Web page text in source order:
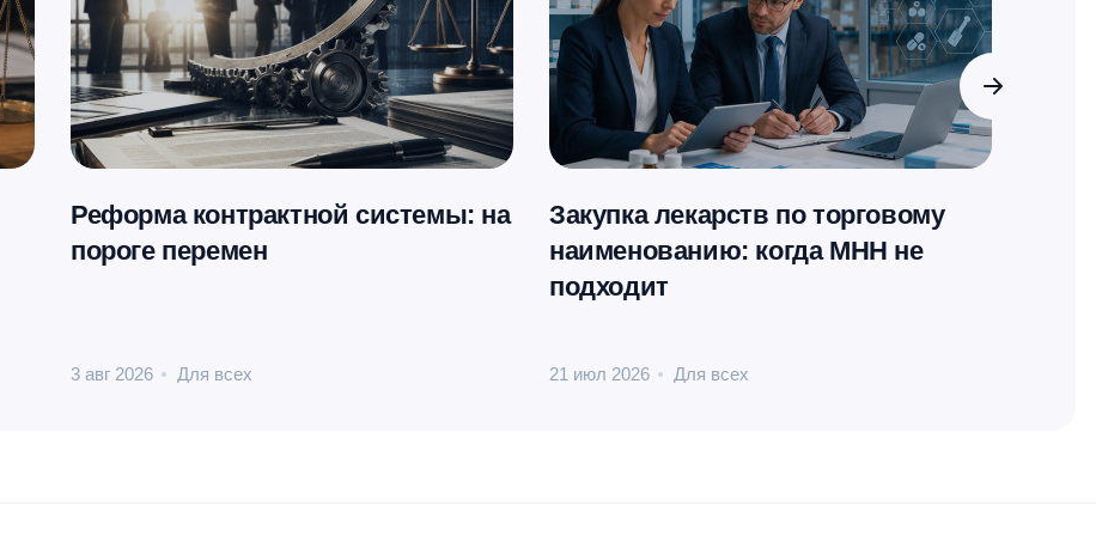
Реформа контрактной системы: на
пороге перемен
3 авг 2026 Для всех
Закупка лекарств по торговому
наименованию: когда МНН не
подходит
21 июл 2026 Для всех